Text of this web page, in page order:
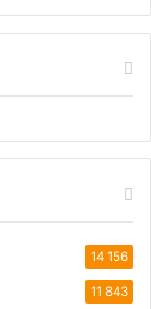
14 156
11 843